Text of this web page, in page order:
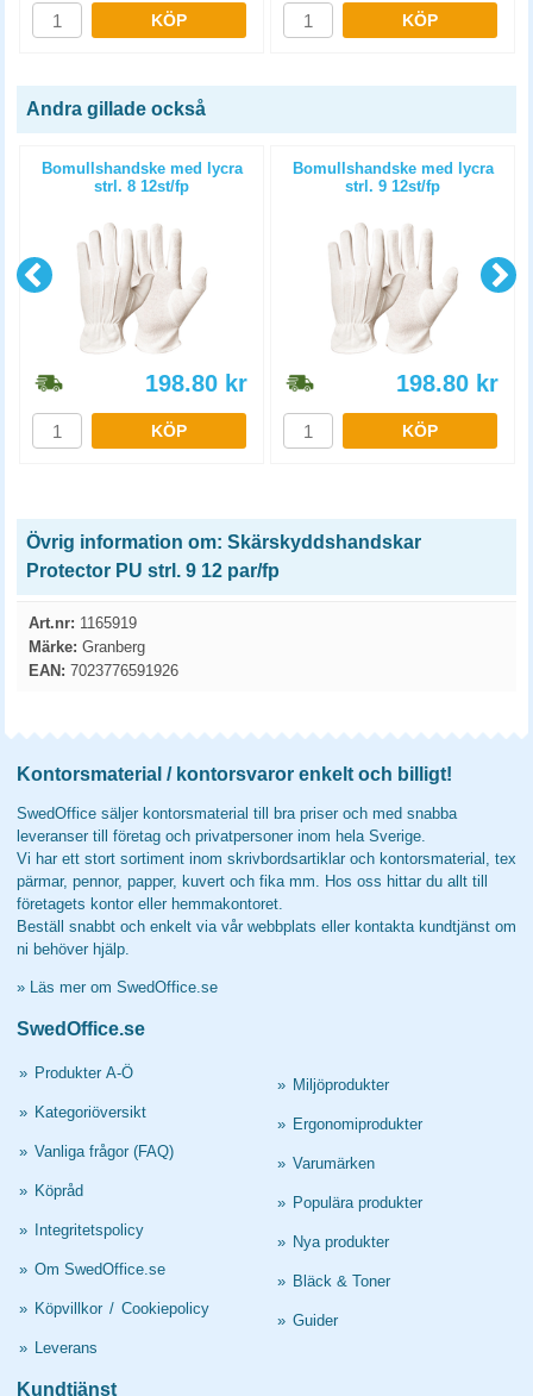
KÖP KÖP
Andra gillade också
Bomullshandske med lycra
strl. 8 12st/fp
198.80 kr
KÖP
Bomullshandske med lycra
strl. 9 12st/fp
198.80 kr
KÖP
Övrig information om: Skärskyddshandskar
Protector PU strl. 9 12 par/fp
Art.nr: 1165919
Märke: Granberg
EAN: 7023776591926
Kontorsmaterial / kontorsvaror enkelt och billigt!
SwedOffice säljer kontorsmaterial till bra priser och med snabba
leveranser till företag och privatpersoner inom hela Sverige.
Vi har ett stort sortiment inom skrivbordsartiklar och kontorsmaterial, tex
pärmar, pennor, papper, kuvert och fika mm. Hos oss hittar du allt till
företagets kontor eller hemmakontoret.
Beställ snabbt och enkelt via vår webbplats eller kontakta kundtjänst om
ni behöver hjälp.
» Läs mer om SwedOffice.se
SwedOffice.se
» Produkter A-Ö
» Kategoriöversikt
» Vanliga frågor (FAQ)
» Köpråd
» Integritetspolicy
» Om SwedOffice.se
» Köpvillkor / Cookiepolicy
» Leverans
» Miljöprodukter
» Ergonomiprodukter
» Varumärken
» Populära produkter
» Nya produkter
» Bläck & Toner
» Guider
Kundtjänst